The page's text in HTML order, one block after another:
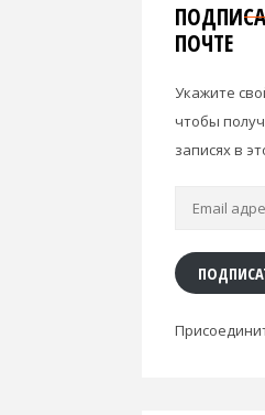
ПОЧТЕ
Укажите
чтобы
записях в
Email